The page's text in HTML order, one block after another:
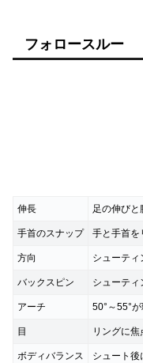
フォロースルー
伸長 足の伸びと
手首のスナップ 手と手首を
方向 シューテ
バックスピン シューテ
アーチ 50°～55°
目 リングに
ボディバランス シュート